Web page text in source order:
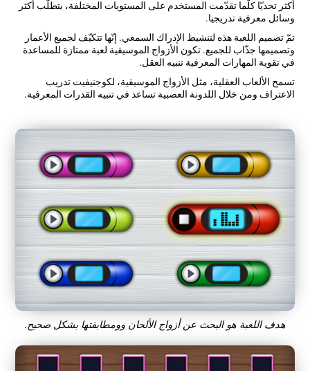
أكثر تحديّا كلّما تقدّمت المستخدم على المستويات المختلفة، بتطلّب أكثر
وسائل معرفية تدريجيا.
تمّ تصميم اللعبة هذه لتنشيط الإدراك السمعي. إنّها تتكيّف لجميع الأعمار
وتصميمها جذّاب للجميع. تكون الأزواج الموسيقية لعبة ممتازة للمساعدة
في تقوية المهارات المعرفية تنبيه العقل.
تسمح الألعاب العقلية، مثل الأزواج الموسيقية، لكوجنيفيت تدريب
الاعتراف ومن خلال اللدونة العصبية تساعد في تنبيه القدرات المعرفية.
هدف اللعبة هو البحث عن أزواج الألحان وومطابقتها بشكل صحيح.